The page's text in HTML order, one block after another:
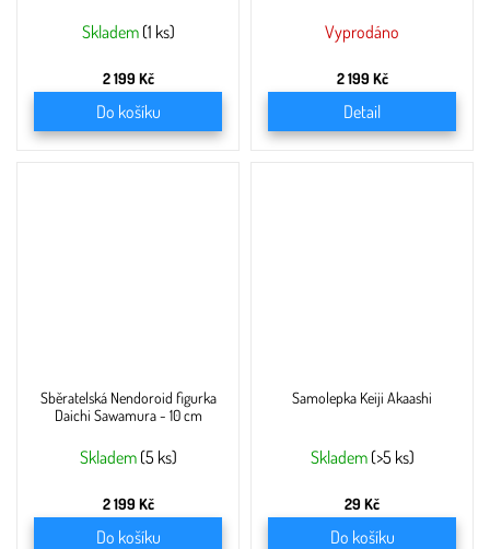
Skladem (1 ks)
2 199 Kč
Do košíku
Vyprodáno
2 199 Kč
Detail
Sběratelská Nendoroid figurka
Daichi Sawamura - 10 cm
Skladem (5 ks)
2 199 Kč
Do košíku
Samolepka Keiji Akaashi
Skladem (>5 ks)
29 Kč
Do košíku